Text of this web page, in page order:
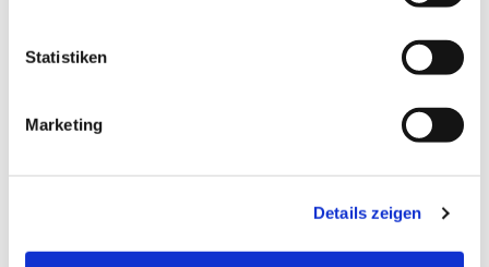
Statistiken
Marketing
Details zeigen